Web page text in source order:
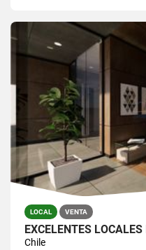
LOCAL VENTA
EXCELENTES
Chile